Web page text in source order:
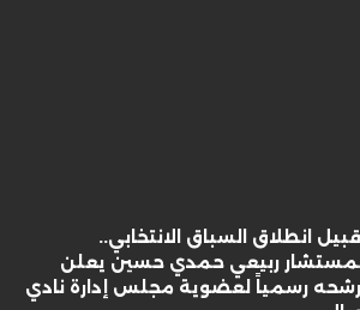
انطلاق السباق الانتخابي..
المستشار ربيعي حمدي حسين يعلن
رسمياً لعضوية مجلس إدارة نادي